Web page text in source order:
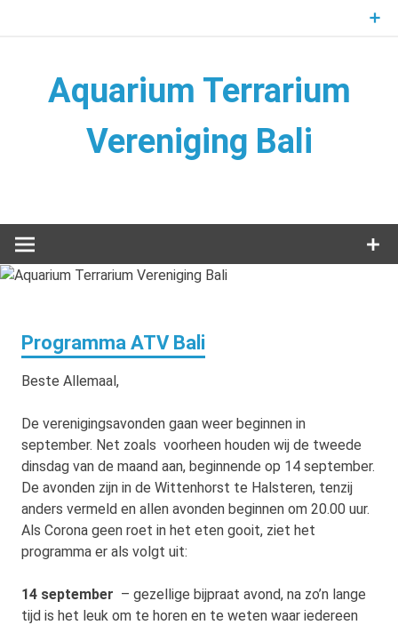
Aquarium Terrarium
Vereniging Bali
Programma ATV Bali
Beste Allemaal,
De verenigingsavonden gaan weer beginnen in
september. Net zoals voorheen houden wij de tweede
dinsdag van de maand aan, beginnende op 14 september.
De avonden zijn in de Wittenhorst te Halsteren, tenzij
anders vermeld en allen avonden beginnen om 20.00 uur.
Als Corona geen roet in het eten gooit, ziet het
programma er als volgt uit:
14 september – gezellige bijpraat avond, na zo’n lange
tijd is het leuk om te horen en te weten waar iedereen